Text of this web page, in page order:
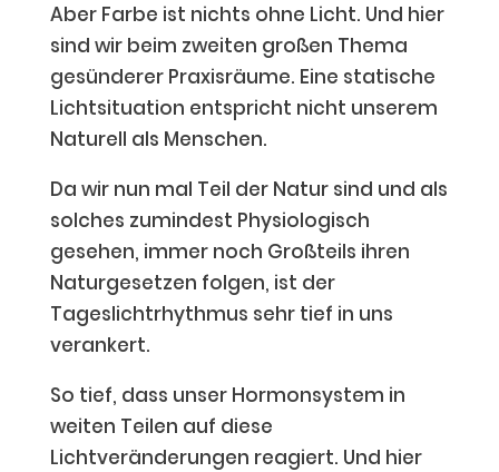
Aber Farbe ist nichts ohne Licht. Und hier
sind wir beim zweiten großen Thema
gesünderer Praxisräume. Eine statische
Lichtsituation entspricht nicht unserem
Naturell als Menschen.
Da wir nun mal Teil der Natur sind und als
solches zumindest Physiologisch
gesehen, immer noch Großteils ihren
Naturgesetzen folgen, ist der
Tageslichtrhythmus sehr tief in uns
verankert.
So tief, dass unser Hormonsystem in
weiten Teilen auf diese
Lichtveränderungen reagiert. Und hier